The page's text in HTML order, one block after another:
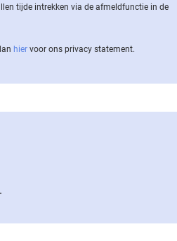
tijde intrekken via de af­meld­func­tie in de
hier voor ons privacy statement.